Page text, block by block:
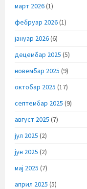
март 2026(1)
фебруар 2026(1)
јануар 2026(6)
децембар 2025 (5)
новембар 2025 (9)
октобар 2025 (17)
септембар 2025 (9)
август 2025 (7)
јул 2025 (2)
јун 2025 (2)
мај 2025 (7)
април 2025 (5)